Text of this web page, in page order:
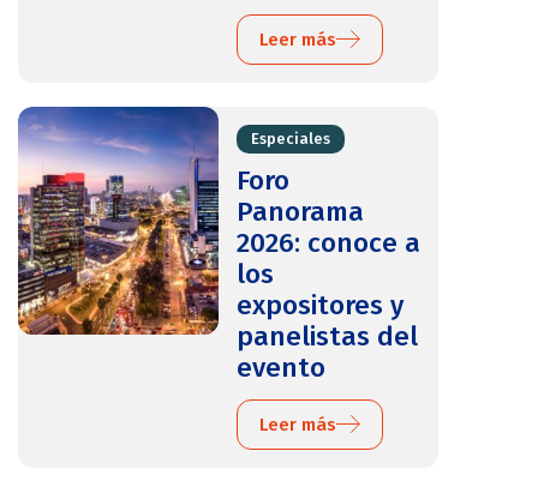
Leer más
Especiales
Foro
Panorama
2026: conoce a
los
expositores y
panelistas del
evento
Leer más